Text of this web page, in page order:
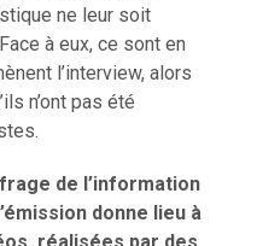
ne leur soit
à eux, ce sont en
l’interview, alors
n’ont pas été
de l’information
donne lieu à